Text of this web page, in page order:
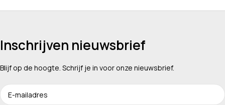
Inschrijven nieuwsbrief
Blijf op de hoogte. Schrijf je in voor onze nieuwsbrief.